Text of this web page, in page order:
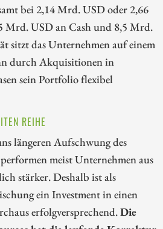
bei 2,14 Mrd. USD oder 2,66
USD an Cash und 8,5 Mrd.
sitzt das Unternehmen auf einem
durch Akquisitionen in
sein Portfolio flexibel
REIHE
längeren Aufschwung des
meist Unternehmen aus
stärker. Deshalb ist als
ein Investment in einen
erfolgversprechend.Die